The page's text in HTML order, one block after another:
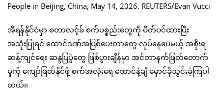
အီရန်နိုင်ငံမှာ စတာလင့်ခ် စက်ပစ္စည်းတွေကို ပိတ်ပင်ထားပြီး
အသုံးပြုရင် ထောင်ဒဏ်အပြစ်ပေးတာတွေ လုပ်နေပေမယ့် အစိုးရ
ဆန့်ကျင်ရေး ဆန္ဒပြပွဲတွေ ဖြစ်ပွားချိန်မှာ အင်တာနက်ဖြတ်တောက်
မှုကို ကျော်ဖြတ်နိုင်ဖို့ စက်အလုံးရေ ထောင်နဲ့ချီ မှောင်ခိုသွင်းခဲ့ကြပါ
တယ်၊၊